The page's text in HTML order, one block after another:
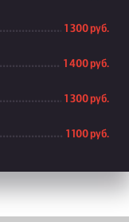
1 300 руб.
1 400 руб.
1 300 руб.
1 100 руб.